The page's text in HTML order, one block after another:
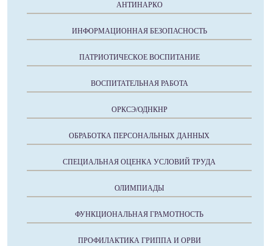
АНТИНАРКО
ИНФОРМАЦИОННАЯ БЕЗОПАСНОСТЬ
ПАТРИОТИЧЕСКОЕ ВОСПИТАНИЕ
ВОСПИТАТЕЛЬНАЯ РАБОТА
ОРКСЭ/ОДНКНР
ОБРАБОТКА ПЕРСОНАЛЬНЫХ ДАННЫХ
СПЕЦИАЛЬНАЯ ОЦЕНКА УСЛОВИЙ ТРУДА
ОЛИМПИАДЫ
ФУНКЦИОНАЛЬНАЯ ГРАМОТНОСТЬ
ПРОФИЛАКТИКА ГРИППА И ОРВИ